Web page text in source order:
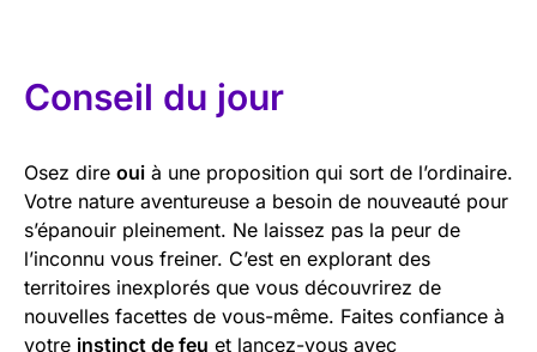
Conseil du jour
Osez dire oui à une proposition qui sort de l’ordinaire.
Votre nature aventureuse a besoin de nouveauté pour
s’épanouir pleinement. Ne laissez pas la peur de
l’inconnu vous freiner. C’est en explorant des
territoires inexplorés que vous découvrirez de
nouvelles facettes de vous-même. Faites confiance à
votre instinct de feu et lancez-vous avec